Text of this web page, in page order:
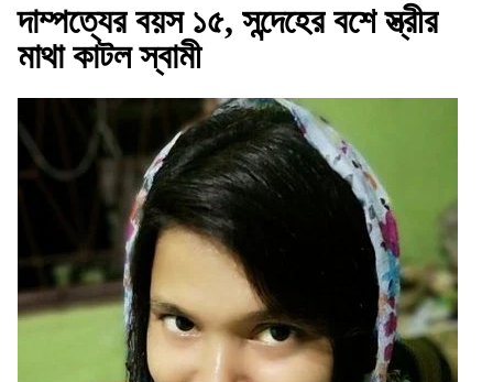
দাম্পত্যের বয়স ১৫, সন্দেহের বশে স্ত্রীর
মাথা কাটল স্বামী